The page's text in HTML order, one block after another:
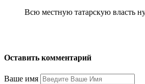
Всю местную татарскую власть
Оставить комментарий
Ваше имя